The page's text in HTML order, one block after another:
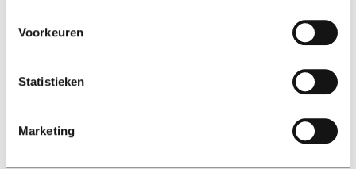
Voorkeuren
Statistieken
Marketing
Creative ways to combat bike
Calling and texting on a bike